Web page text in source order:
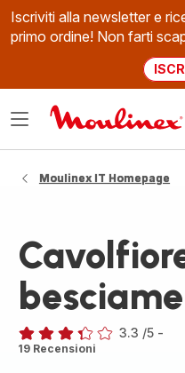
Iscriviti alla newsletter e
primo ordine! Non farti
Apri
Moulinex IT Homepage
ratings.3.3
3.3 /5 -
19 Recensioni